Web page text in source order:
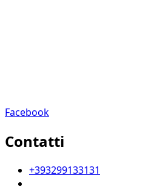
Facebook
Contatti
+393299133131